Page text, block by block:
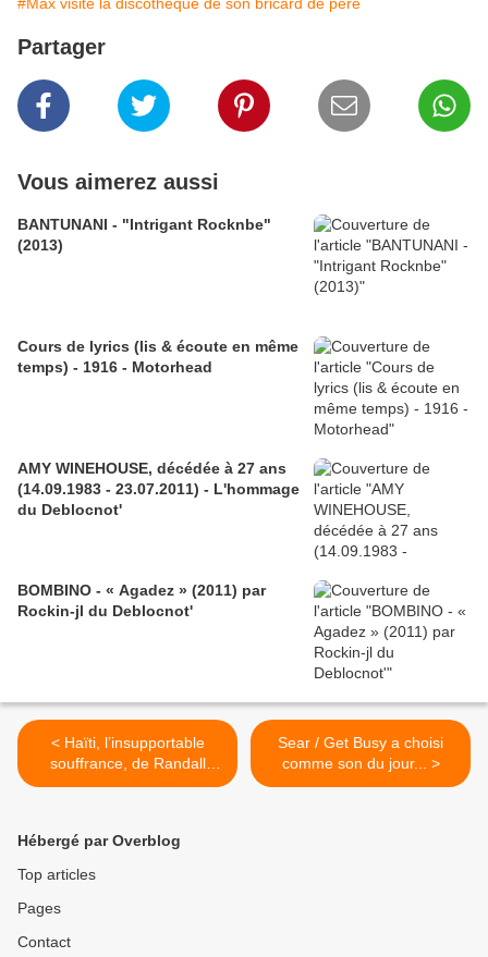
Partager
Vous aimerez aussi
BANTUNANI - "Intrigant Rocknbe"
(2013)
Cours de lyrics (lis & écoute en même
temps) - 1916 - Motorhead
AMY WINEHOUSE, décédée à 27 ans
(14.09.1983 - 23.07.2011) - L'hommage
du Deblocnot'
BOMBINO - « Agadez » (2011) par
Rockin-jl du Deblocnot'
< Haïti, l’insupportable
souffrance, de Randall
Robinson, communiqué de
Sear / Get Busy a choisi
comme son du jour... >
Hébergé par Overblog
Top articles
Pages
Contact